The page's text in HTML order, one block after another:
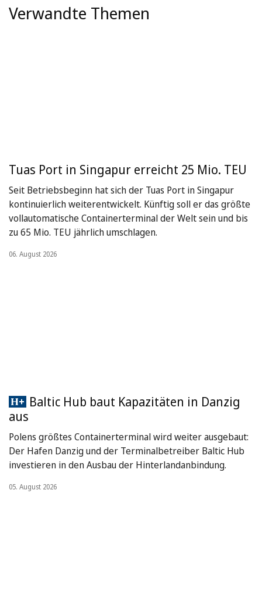
Verwandte Themen
Tuas Port in Singapur erreicht 25 Mio. TEU
Seit Betriebsbeginn hat sich der Tuas Port in Singapur
kontinuierlich weiterentwickelt. Künftig soll er das größte
vollautomatische Containerterminal der Welt sein und bis
zu 65 Mio. TEU jährlich umschlagen.
06. August 2026
Baltic Hub baut Kapazitäten in Danzig
aus
Polens größtes Containerterminal wird weiter ausgebaut:
Der Hafen Danzig und der Terminalbetreiber Baltic Hub
investieren in den Ausbau der Hinterlandanbindung.
05. August 2026